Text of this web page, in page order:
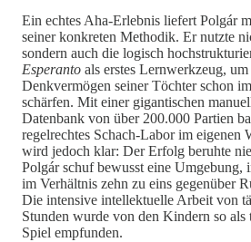
Ein echtes Aha-Erlebnis liefert Polgár
seiner konkreten Methodik. Er nutzte
sondern auch die logisch
Esperanto als erstes Lernwerkzeug,
Denkvermögen seiner Töchter schon
schärfen. Mit einer gigantischen
Datenbank von über 200.000 Partien
regelrechtes Schach-Labor im eigenen
wird jedoch klar: Der Erfolg beruhte
Polgár schuf bewusst eine Umgebung,
im Verhältnis zehn zu eins gegenüber
Die intensive intellektuelle Arbeit von
Stunden wurde von den Kindern so als
Spiel empfunden.